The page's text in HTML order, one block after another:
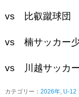
vs 比叡蹴球
vs 楠サッカー
vs 川越サッカ
カテゴリー： 2026年, U-12